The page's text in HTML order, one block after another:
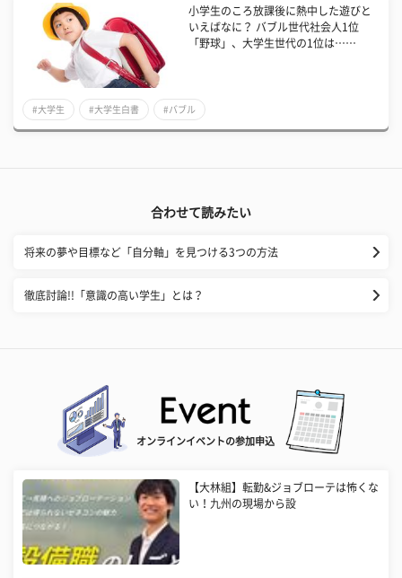
小学生のころ放課後に熱中した遊びと
いえばなに？ バブル世代社会人1位
「野球」、大学生世代の1位は……
#大学生 #大学生白書 #バブル
合わせて読みたい
将来の夢や目標など「自分軸」を見つける3つの方法
徹底討論!!「意識の高い学生」とは？
オンラインイベントの参加申込
【大林組】転勤&ジョブローテは怖くな
い！九州の現場から設